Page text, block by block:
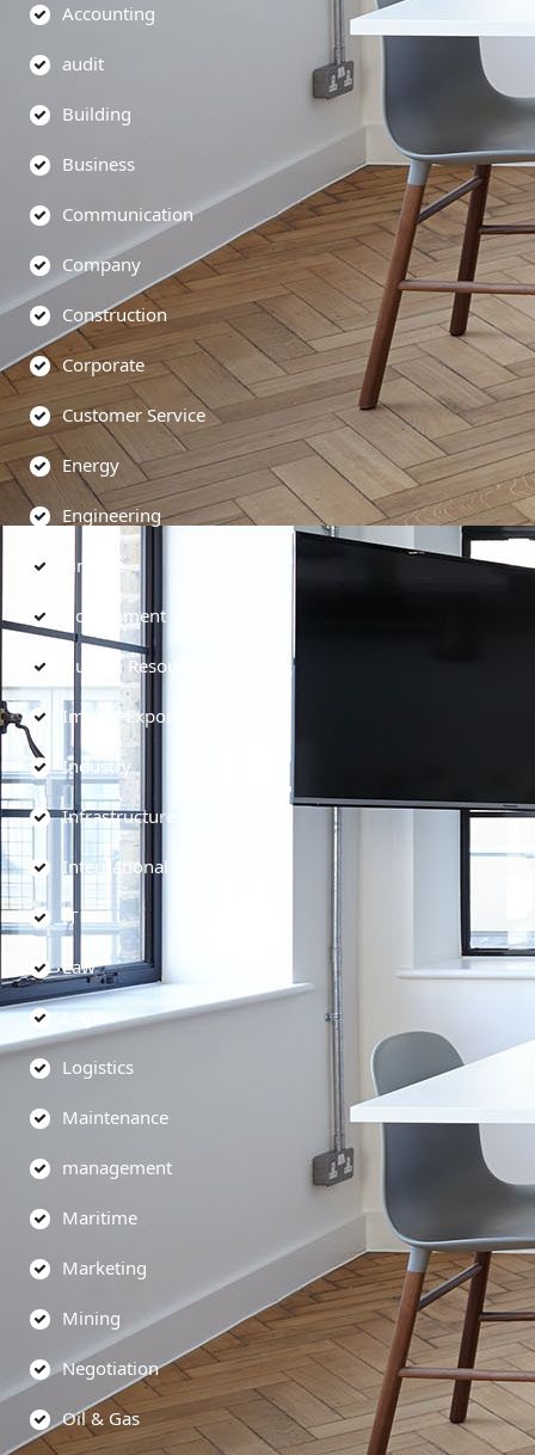
Accounting
audit
Building
Business
Communication
Company
Construction
Corporate
Customer Service
Energy
Engineering
Finance
Government
Human Resources
Import-Export
Industry
Infrastructure
International
IT
Law
Legal
Logistics
Maintenance
management
Maritime
Marketing
Mining
Negotiation
Oil & Gas